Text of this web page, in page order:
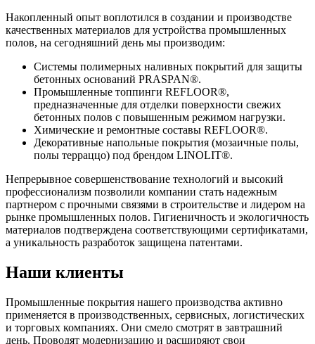
Накопленный опыт воплотился в создании и производстве
качественных материалов для устройства промышленных
полов, на сегодняшний день мы производим:
Системы полимерных наливных покрытий для защиты
бетонных оснований PRASPAN®.
Промышленные топпинги REFLOOR®,
предназначенные для отделки поверхности свежих
бетонных полов с повышенным режимом нагрузки.
Химические и ремонтные составы REFLOOR®.
Декоративные напольные покрытия (мозаичные полы,
полы терраццо) под брендом LINOLIT®.
Непрерывное совершенствование технологий и высокий
профессионализм позволили компании стать надежным
партнером с прочными связями в строительстве и лидером на
рынке промышленных полов. Гигиеничность и экологичность
материалов подтверждена соответствующими сертификатами,
а уникальность разработок защищена патентами.
Наши клиенты
Промышленные покрытия нашего производства активно
применяется в производственных, сервисных, логистических
и торговых компаниях. Они смело смотрят в завтрашний
день. Проводят модернизацию и расширяют свои